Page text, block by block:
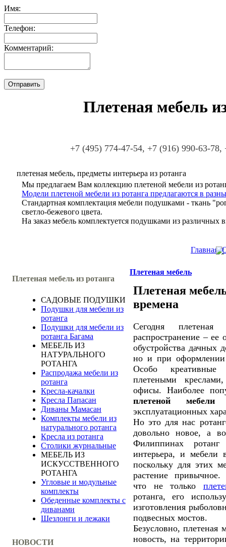
Имя:
Телефон:
Комментарий:
Плетеная мебель
+7 (495) 774-47-54, +7 (916) 990-63-78,
плетеная мебель, предметы интерьера из ротанга
Мы предлагаем Вам коллекцию плетеной мебели из
Модели плетеной мебели из ротанга предлагаются в
Стандартная комплектация мебели подушками - ткань
светло-бежевого цвета.
На заказ мебель комплектуется подушками из различных
Главная
Плетеная мебель из ротанга
САДОВЫЕ ПОДУШКИ
Подушки для мебели из
ротанга
Подушки для мебели из
ротанга Багама
МЕБЕЛЬ ИЗ
НАТУРАЛЬНОГО
РОТАНГА
Распродажа мебели из
ротанга
Кресла-качалки
Кресла Папасан
Диваны Мамасан
Комплекты мебели из
натурального ротанга
Кресла из ротанга
Столики журнальные
МЕБЕЛЬ ИЗ
ИСКУССТВЕННОГО
РОТАНГА
Угловые и модульные
комплекты
Обеденные комплекты с
диванами
Шезлонги и лежаки
НОВОСТИ
Плетеная мебель
Плетеная
времена
Сегодня плетеная
распространение – ее
обустройства дачных
но и при оформлении
Особо креативные
плетеными
офисы. Наиболее
плетеной мебели
эксплуатационных
Но это для нас
довольно новое, а
Филиппинах ротанг
интерьера, и мебели
поскольку для этих
растение
что не только
ротанга, его
изготовления
подвесных мостов.
Безусловно, плетеная
новость, на